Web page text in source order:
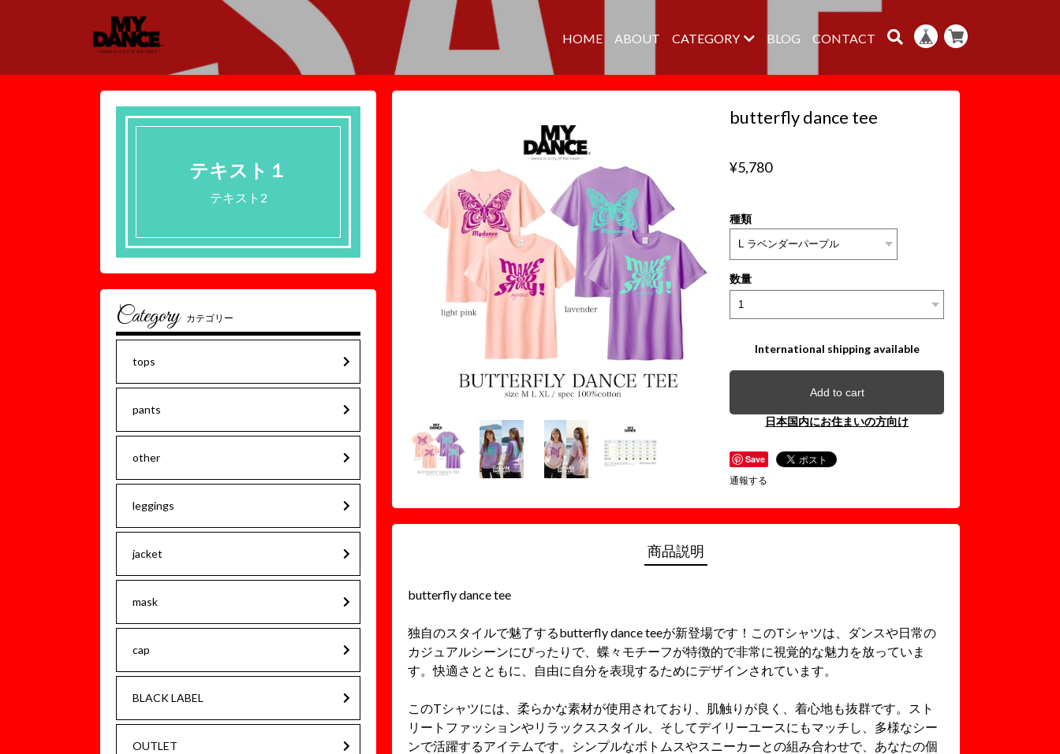
HOME ABOUT CATEGORY BLOG CONTACT
butterfly dance tee
¥5,780
種類
数量
International shipping available
Add to cart
日本国内にお住まいの方向け
Save
通報する
商品説明
butterfly dance tee
独自のスタイルで魅了するbutterfly dance teeが新登場です！このTシャツは、ダンスや日常の
カジュアルシーンにぴったりで、蝶々モチーフが特徴的で非常に視覚的な魅力を放っていま
す。快適さとともに、自由に自分を表現するためにデザインされています。
このTシャツには、柔らかな素材が使用されており、肌触りが良く、着心地も抜群です。スト
リートファッションやリラックススタイル、そしてデイリーユースにもマッチし、多様なシー
ンで活躍するアイテムです。シンプルなボトムスやスニーカーとの組み合わせで、あなたの個
テキスト１
テキスト2
Category カテゴリー
tops
pants
other
leggings
jacket
mask
cap
BLACK LABEL
OUTLET